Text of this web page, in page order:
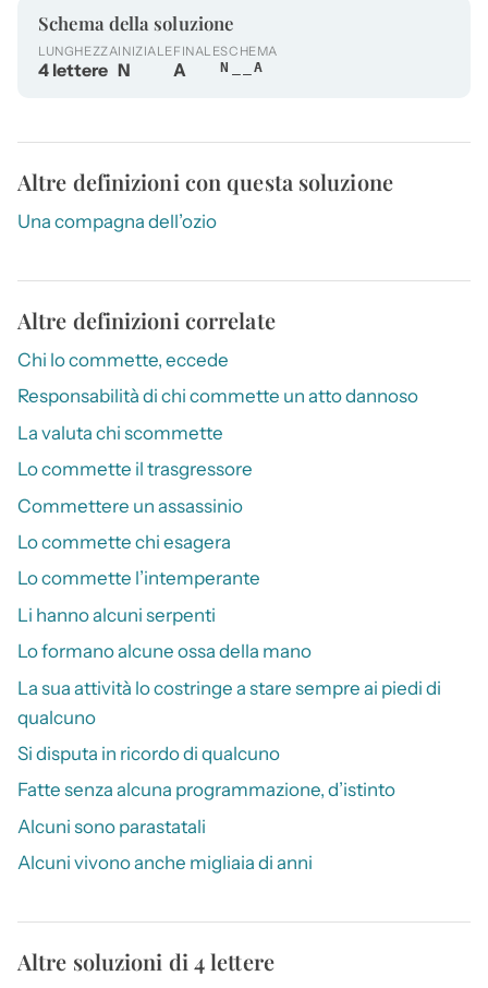
Schema della soluzione
LUNGHEZZA
4 lettere
INIZIALE
N
FINALE
A
SCHEMA
N__A
Altre definizioni con questa soluzione
Una compagna dell’ozio
Altre definizioni correlate
Chi lo commette, eccede
Responsabilità di chi commette un atto dannoso
La valuta chi scommette
Lo commette il trasgressore
Commettere un assassinio
Lo commette chi esagera
Lo commette l’intemperante
Li hanno alcuni serpenti
Lo formano alcune ossa della mano
La sua attività lo costringe a stare sempre ai piedi di
qualcuno
Si disputa in ricordo di qualcuno
Fatte senza alcuna programmazione, d’istinto
Alcuni sono parastatali
Alcuni vivono anche migliaia di anni
Altre soluzioni di 4 lettere